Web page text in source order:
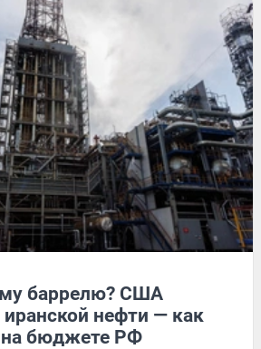
баррелю? США
нефти — как
на бюджете РФ